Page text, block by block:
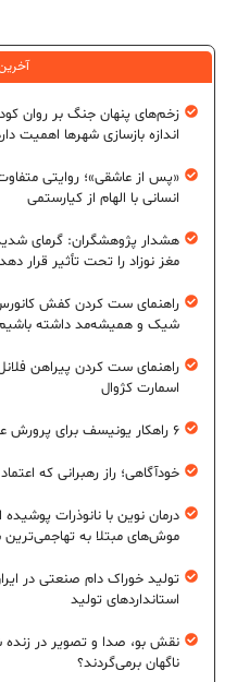
زخم‌های پنهان جنگ بر روان
اندازه بازسازی شهرها اهمیت
«پس از عاشقی»؛ روایتی
انسانی با الهام از کیارستمی
هشدار پژوهشگران: گرمای
مغز نوزاد را تحت تأثیر قرار دهد
شیک و همیشه‌مد داشته
راهنمای ست کردن پیراهن
اسمارت کژوال
۶ راهکار یونیسف برای پرورش عادت‌های غذایی سالم در کودکان
خودآگاهی؛ راز رهبرانی که
موش‌های مبتلا به تهاجمی‌ترین
تولید خوراک دام صنعتی در
استانداردهای تولید
نقش بو، صدا و تصویر در
ناگهان برمی‌گردند؟